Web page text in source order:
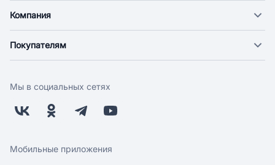
Компания
Новости
Поставщикам
Заводчикам
Обратная связь
Покупателям
Оплата
Бонусная программа
Скидки и акции
Мы в социальных сетях
Мобильные приложения